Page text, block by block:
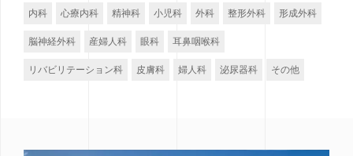
内科 心療内科 精神科 小児科 外科 整形外科 形成外科
脳神経外科 産婦人科 眼科 耳鼻咽喉科
リバビリテーション科 皮膚科 婦人科 泌尿器科 その他